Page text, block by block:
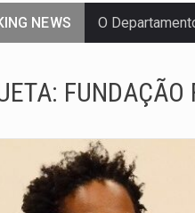
NEWS O
A descoberta
Segundo as
De acordo com
FUNDAÇÃO